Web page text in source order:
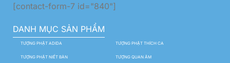
[contact-form-7 id="840"]
DANH MỤC SẢN PHẨM
TƯỢNG PHẬT ADIDA TƯỢNG PHẬT THÍCH CA
TƯỢNG PHẬT NIẾT BÀN TƯỢNG QUAN ÂM